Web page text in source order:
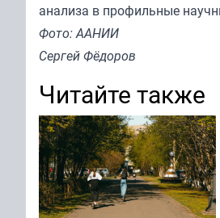
анализа в профильные
Фото: ААНИИ
Сергей Фёдоров
Читайте также